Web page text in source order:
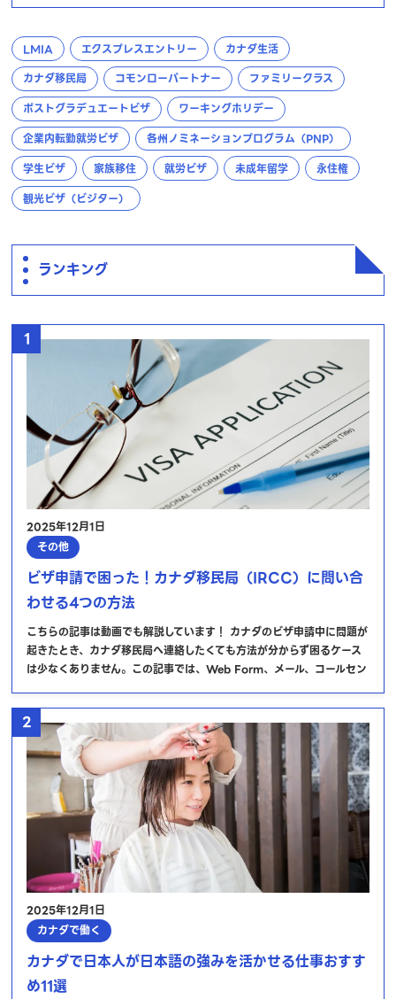
LMIA エクスプレスエントリー
カナダ生活
カナダ移民局
コモンローパートナー
ファミリークラス
ポストグラデュエートビザ
ワーキングホリデー
企業内転勤就労ビザ
各州ノミネーションプログラム（PNP）
学生ビザ
家族移住 就労ビザ 未成年留学
永住権
観光ビザ（ビジター）
ランキング
1
2025年12月1日
その他
ビザ申請で困った！カナダ移民局（IRCC）に問い合
わせる4つの方法
こちらの記事は動画でも解説しています！ カナダのビザ申請中に問題が
起きたとき、カナダ移民局へ連絡したくても方法が分からず困るケース
は少なくありません。この記事では、Web Form、メール、コールセン
2
2025年12月1日
カナダで働く
カナダで日本人が日本語の強みを活かせる仕事おすす
め11選